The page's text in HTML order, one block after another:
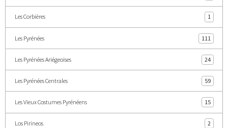
Les Corbières 1
Les Pyrénées 111
Les Pyrénées Ariégeoises 24
Les Pyrénées Centrales 59
Les Vieux Costumes Pyrénéens 15
Los Pirineos 2